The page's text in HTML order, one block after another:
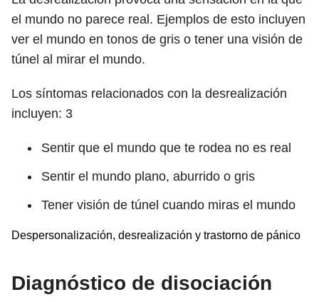
el mundo no parece real. Ejemplos de esto incluyen
ver el mundo en tonos de gris o tener una visión de
túnel al mirar el mundo.
Los síntomas relacionados con la desrealización
incluyen: 3
Sentir que el mundo que te rodea no es real
Sentir el mundo plano, aburrido o gris
Tener visión de túnel cuando miras el mundo
Despersonalización, desrealización y trastorno de pánico
Diagnóstico de disociación